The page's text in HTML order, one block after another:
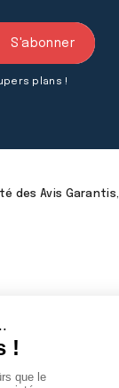
plans !
des Avis Garantis,